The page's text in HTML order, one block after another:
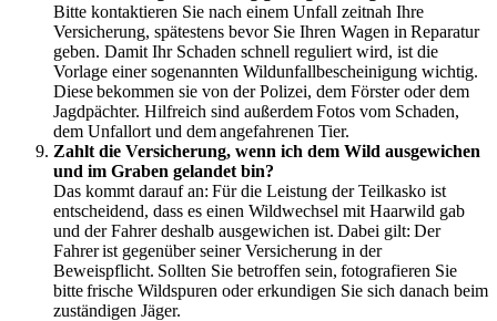
Bitte kontaktieren Sie nach einem Unfall zeitnah Ihre
Versicherung, spätestens bevor Sie Ihren Wagen in Reparatur
geben. Damit Ihr Schaden schnell reguliert wird, ist die
Vorlage einer sogenannten Wildunfallbescheinigung wichtig.
Diese bekommen sie von der Polizei, dem Förster oder dem
Jagdpächter. Hilfreich sind außerdem Fotos vom Schaden,
dem Unfallort und dem angefahrenen Tier.
Zahlt die Versicherung, wenn ich dem Wild ausgewichen
und im Graben gelandet bin?
Das kommt darauf an: Für die Leistung der Teilkasko ist
entscheidend, dass es einen Wildwechsel mit Haarwild gab
und der Fahrer deshalb ausgewichen ist. Dabei gilt: Der
Fahrer ist gegenüber seiner Versicherung in der
Beweispflicht. Sollten Sie betroffen sein, fotografieren Sie
bitte frische Wildspuren oder erkundigen Sie sich danach beim
zuständigen Jäger.